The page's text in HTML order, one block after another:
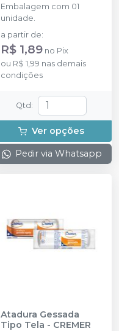
Embalagem com 01
unidade.
a partir de:
R$ 1,89 no Pix
ou R$ 1,99 nas demais
condições
Qtd :
Ver opções
Pedir via Whatsapp
Atadura Gessada
Tipo Tela - CREMER